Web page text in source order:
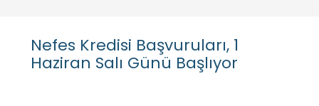
Nefes Kredisi Başvuruları, 1
Haziran Salı Günü Başlıyor